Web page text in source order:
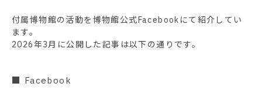
付属博物館の活動を博物館公式Facebookにて紹介してい
ます。
2026年3月に公開した記事は以下の通りです。
■ Facebook